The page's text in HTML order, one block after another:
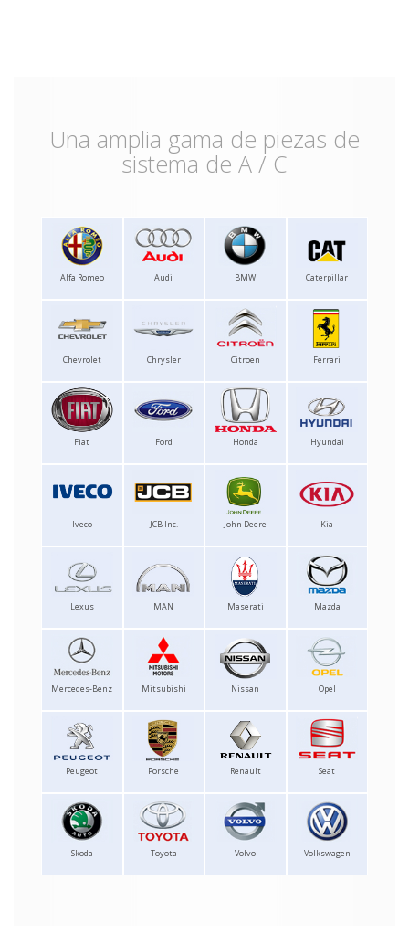
Una amplia gama de piezas de
sistema de A / C
Alfa Romeo Audi BMW Caterpillar
Chevrolet Chrysler Citroen Ferrari
Fiat Ford Honda Hyundai
Iveco JCB Inc. John Deere Kia
Lexus MAN Maserati Mazda
Mercedes-Benz Mitsubishi Nissan Opel
Peugeot Porsche Renault Seat
Skoda Toyota Volvo Volkswagen